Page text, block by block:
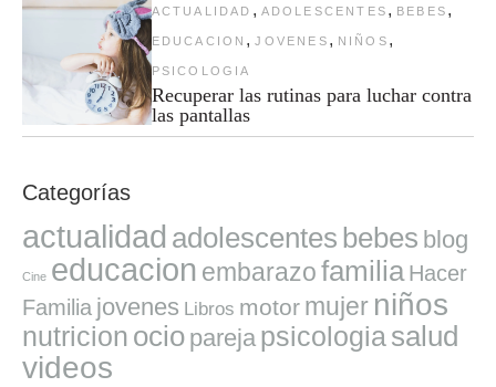
ACTUALIDAD , ADOLESCENTES , BEBES ,
EDUCACION , JOVENES , NIÑOS ,
PSICOLOGIA
Recuperar las rutinas para luchar contra
las pantallas
Categorías
actualidad adolescentes bebes blog
Cine educacion embarazofamilia Hacer
Familia jovenes Libros motor mujer niños
nutricion ocio pareja psicologiasalud
videos